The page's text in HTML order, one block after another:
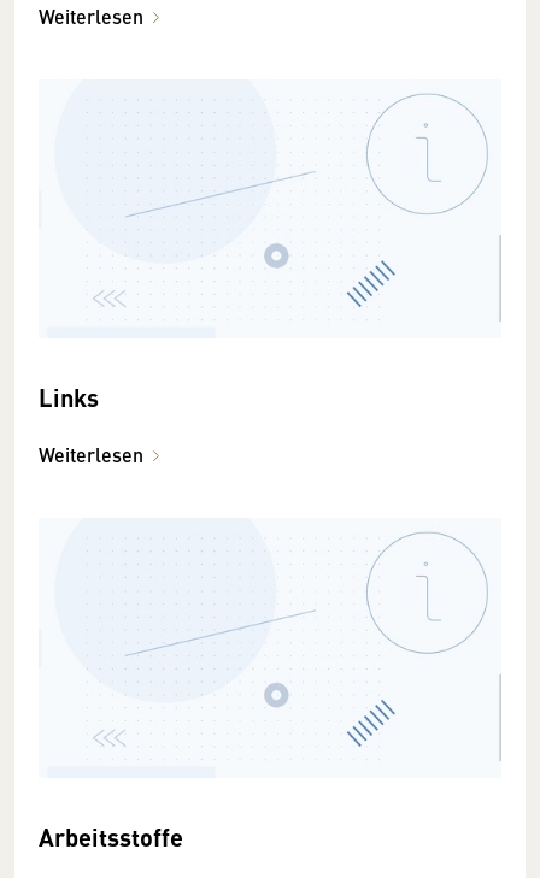
Weiterlesen
Links
Weiterlesen
Arbeitsstoffe